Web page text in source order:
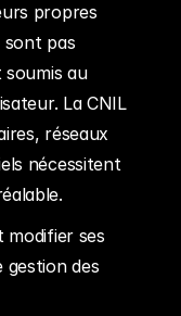
propres
sont pas
au
La CNIL
réseaux
nécessitent
modifier ses
gestion des